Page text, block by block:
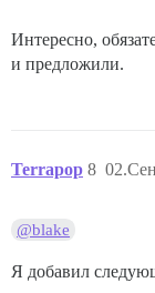
Интересно,
и предложили.
Terrapop 8
@blake
Я добавил